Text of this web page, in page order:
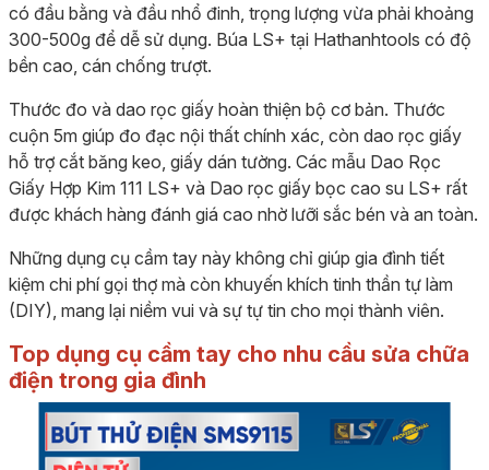
có đầu bằng và đầu nhổ đinh, trọng lượng vừa phải khoảng
300-500g để dễ sử dụng. Búa LS+ tại Hathanhtools có độ
bền cao, cán chống trượt.
Thước đo và dao rọc giấy hoàn thiện bộ cơ bản. Thước
cuộn 5m giúp đo đạc nội thất chính xác, còn dao rọc giấy
hỗ trợ cắt băng keo, giấy dán tường. Các mẫu Dao Rọc
Giấy Hợp Kim 111 LS+ và Dao rọc giấy bọc cao su LS+ rất
được khách hàng đánh giá cao nhờ lưỡi sắc bén và an toàn.
Những dụng cụ cầm tay này không chỉ giúp gia đình tiết
kiệm chi phí gọi thợ mà còn khuyến khích tinh thần tự làm
(DIY), mang lại niềm vui và sự tự tin cho mọi thành viên.
Top dụng cụ cầm tay cho nhu cầu sửa chữa
điện trong gia đình